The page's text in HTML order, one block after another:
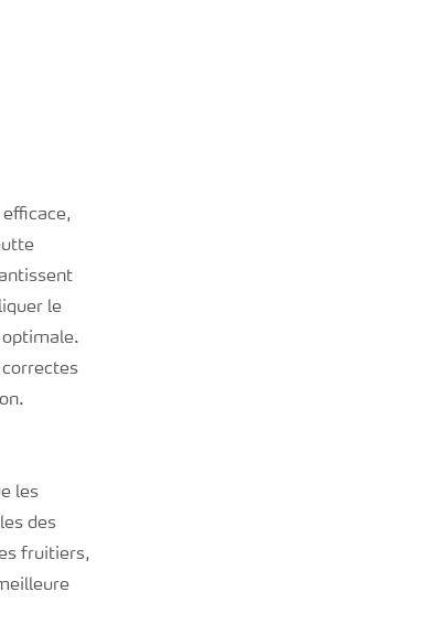
le
les
des
fruitiers,